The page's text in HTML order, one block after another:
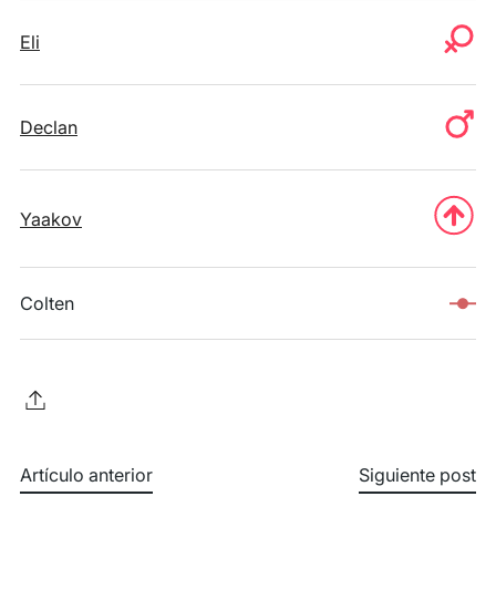
Eli
Declan
Yaakov
Colten
Artículo anterior Siguiente post